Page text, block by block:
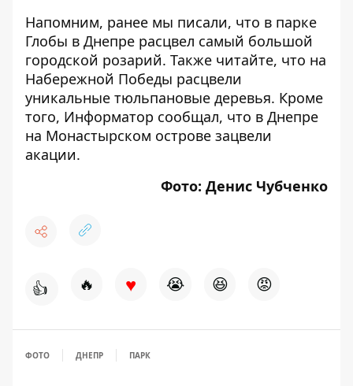
Напомним, ранее мы писали, что в парке
Глобы в Днепре расцвел самый большой
городской розарий. Также читайте, что на
Набережной Победы расцвели
уникальные тюльпановые деревья. Кроме
того, Информатор сообщал, что в Днепре
на Монастырском острове зацвели
акации.
Фото: Денис Чубченко
👍 🔥 ♥ 😭 😆 😡
ФОТО ДНЕПР ПАРК